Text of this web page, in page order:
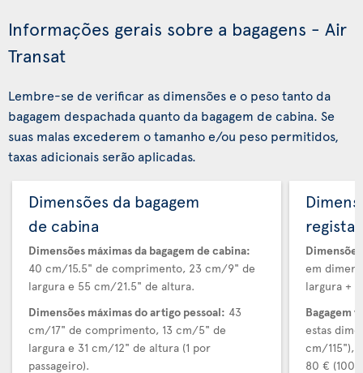
Informações gerais sobre a bagagens - Air
Transat
Lembre-se de verificar as dimensões e o peso tanto da
bagagem despachada quanto da bagagem de cabina. Se
suas malas excederem o tamanho e/ou peso permitidos,
taxas adicionais serão aplicadas.
Dimensões da bagagem
de cabina
Dimensões máximas da bagagem de cabina:
40 cm/15.5" de comprimento, 23 cm/9" de
largura e 55 cm/21.5" de altura.
Dimensões máximas do artigo pessoal: 43
cm/17" de comprimento, 13 cm/5" de
largura e 31 cm/12" de altura (1 por
passageiro).
em
largura +
Bagagem
estas
cm/115"),
80 € (100